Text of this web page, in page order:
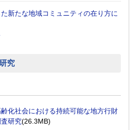
新たな地域コミュニティの在り方に
究
化社会における持続可能な地方行財
研究(26.3MB)